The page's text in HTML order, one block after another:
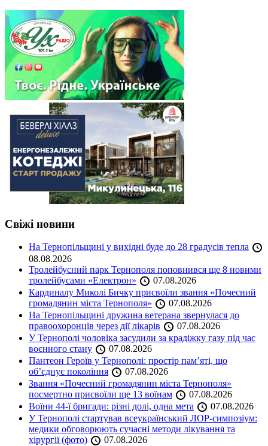
Свіжі новини
На Тернопільщині у вихідні буде до 28 градусів тепла
08.08.2026
Тролейбусний парк Тернополя поповнився ще 8 новими
тролейбусами «Електрон»
07.08.2026
Кардиналу Миколі Бичку присвоїли звання «Почесний
громадянин міста Тернополя»
07.08.2026
На Тернопільщині дружина ветерана звернулася до
правоохоронців через дії лікарів
07.08.2026
У Тернополі чоловіка засудили за крадіжку газу під час
воєнного стану
07.08.2026
Пантеон Героїв у Тернополі: простір пам’яті, що
об’єднує покоління
07.08.2026
Звання «Почесний громадянин міста Тернополя»
посмертно присвоїли ще 13 воїнам
07.08.2026
Воїни 44-ї бригади: різні долі, одна мета
07.08.2026
У Тернополі стартував всеукраїнський ЛОР-симпозіум:
медики обговорюють сучасні методи лікування та
хірургії (фото)
07.08.2026